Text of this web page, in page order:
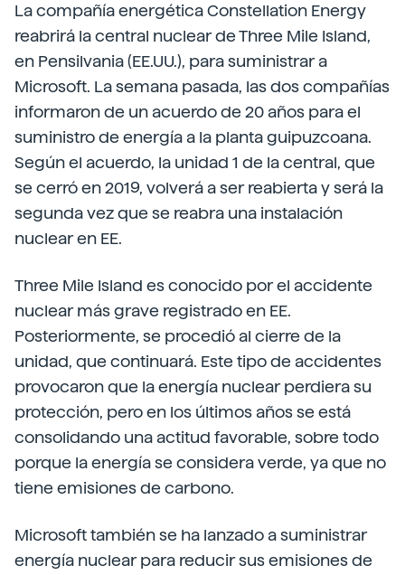
La compañía energética Constellation Energy
reabrirá la central nuclear de Three Mile Island,
en Pensilvania (EE.UU.), para suministrar a
Microsoft. La semana pasada, las dos compañías
informaron de un acuerdo de 20 años para el
suministro de energía a la planta guipuzcoana.
Según el acuerdo, la unidad 1 de la central, que
se cerró en 2019, volverá a ser reabierta y será la
segunda vez que se reabra una instalación
nuclear en EE.
Three Mile Island es conocido por el accidente
nuclear más grave registrado en EE.
Posteriormente, se procedió al cierre de la
unidad, que continuará. Este tipo de accidentes
provocaron que la energía nuclear perdiera su
protección, pero en los últimos años se está
consolidando una actitud favorable, sobre todo
porque la energía se considera verde, ya que no
tiene emisiones de carbono.
Microsoft también se ha lanzado a suministrar
energía nuclear para reducir sus emisiones de